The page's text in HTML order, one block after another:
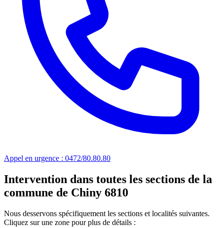
Appel en urgence : 0472/80.80.80
Intervention dans toutes les sections de la
commune de Chiny 6810
Nous desservons spécifiquement les sections et localités suivantes.
Cliquez sur une zone pour plus de détails :